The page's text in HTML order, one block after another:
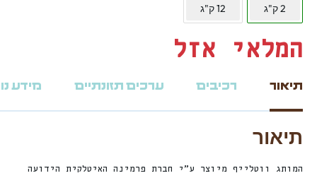
12 ק"ג 2 ק"ג
המלאי אזל
תיאור רכיבים ערכים תזונתיים מידע
תיאור
המותג ווטלייף מיוצר ע”י חברת פרמינה האיטלקית הידועה